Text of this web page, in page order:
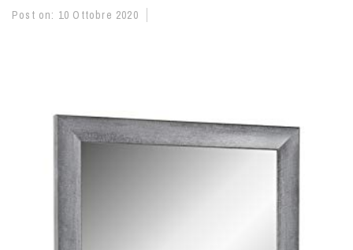
Post on: 10 Ottobre 2020